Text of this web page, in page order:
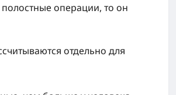
операции, то он
отдельно для